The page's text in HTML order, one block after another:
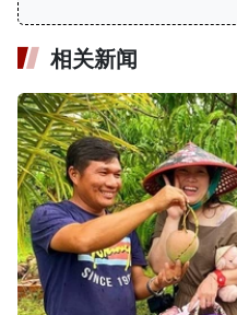
相关新闻